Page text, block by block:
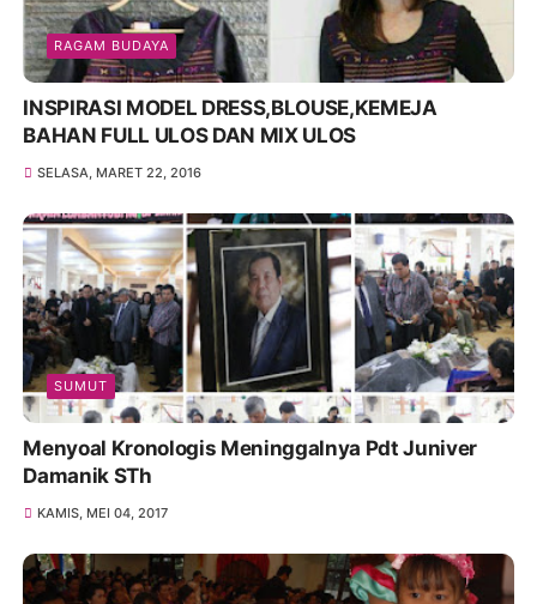
RAGAM BUDAYA
INSPIRASI MODEL DRESS,BLOUSE,KEMEJA
BAHAN FULL ULOS DAN MIX ULOS
SELASA, MARET 22, 2016
SUMUT
Menyoal Kronologis Meninggalnya Pdt Juniver
Damanik STh
KAMIS, MEI 04, 2017